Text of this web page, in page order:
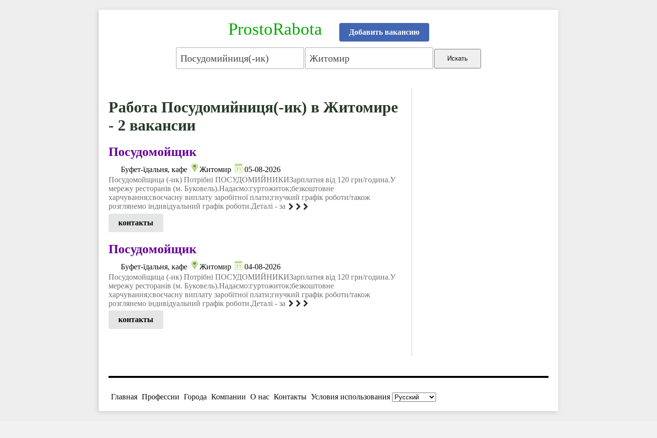
ProstoRabota Добавить вакансию
Работа Посудомийниця(-ик) в Житомире
- 2 вакансии
Посудомойщик
Буфет-їдальня, кафе Житомир
05-08-2026
Посудомойщица (-ик) Потрібні ПОСУДОМИЙНИКИЗарплатня від 120 грн/година.У
мережу ресторанів (м. Буковель).Надаємо:гуртожиток;безкоштовне
харчування;своєчасну виплату заробітної плати;гнучкий графік роботи/також
розглянемо індивідуальний графік роботи.Деталі - за
контакты
Посудомойщик
Буфет-їдальня, кафе Житомир
04-08-2026
Посудомойщица (-ик) Потрібні ПОСУДОМИЙНИКИЗарплатня від 120 грн/година.У
мережу ресторанів (м. Буковель).Надаємо:гуртожиток;безкоштовне
харчування;своєчасну виплату заробітної плати;гнучкий графік роботи/також
розглянемо індивідуальний графік роботи.Деталі - за
контакты
Главная Профессии Города Компании О нас Контакты Условия использования